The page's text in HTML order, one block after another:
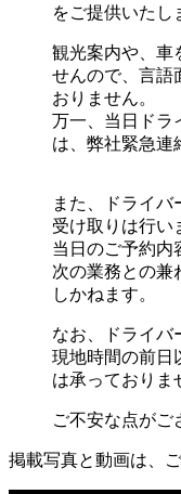
をご提供いたし
観光案内や、車
せんので、言語
おりません。
万一、当日ドラ
は、弊社緊急連
また、ドライ
受け取りは行い
当日のご予約内
次の業務との兼
しかねます。
なお、ドライバ
現地時間の前日
は承っておりま
ご不安な点がご
掲載写真と動画は、